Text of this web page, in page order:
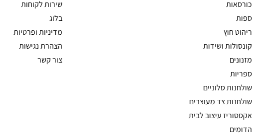
כורסאות
ספות
ריהוט חוץ
קונסולות ושידות
מזנונים
ספריות
שולחנות סלוניים
שולחנות צד מעוצבים
אקססוריז עיצוב לבית
הדומים
שירות לקוחות
בלוג
מדיניות ופרטיות
הצהרת נגישות
צור קשר